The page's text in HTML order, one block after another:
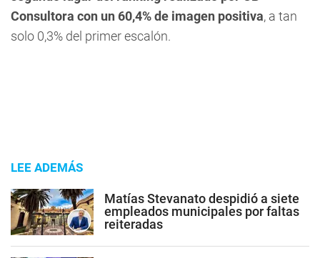
Consultora con un 60,4% de imagen positiva, a tan
solo 0,3% del primer escalón.
LEE ADEMÁS
Matías Stevanato despidió a siete
empleados municipales por faltas
reiteradas